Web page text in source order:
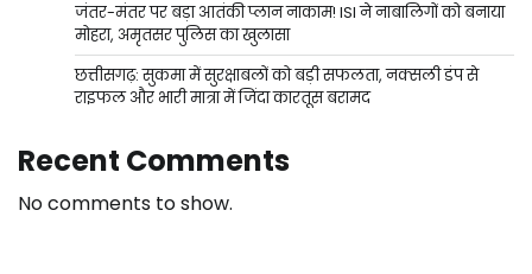
जंतर-मंतर पर बड़ा आतंकी प्लान नाकाम! ISI ने नाबालिगों को बनाया
मोहरा, अमृतसर पुलिस का खुलासा
छत्तीसगढ़: सुकमा में सुरक्षाबलों को बड़ी सफलता, नक्सली डंप से
राइफल और भारी मात्रा में जिंदा कारतूस बरामद
Recent Comments
No comments to show.